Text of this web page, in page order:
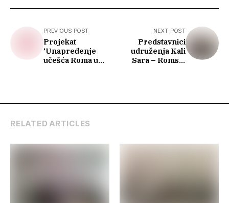
PREVIOUS POST
Projekat
‘Unapređenje
učešća Roma u
pravdi
NEXT POST
Predstavnici
udruženja Kali
Sara – Romski
predstavili
u periodu 1992–
RELATED ARTICLES